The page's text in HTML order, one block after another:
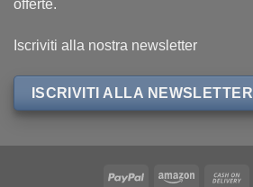
offerte.
Iscriviti alla nostra newsletter
ISCRIVITI ALLA NEWSLETTER